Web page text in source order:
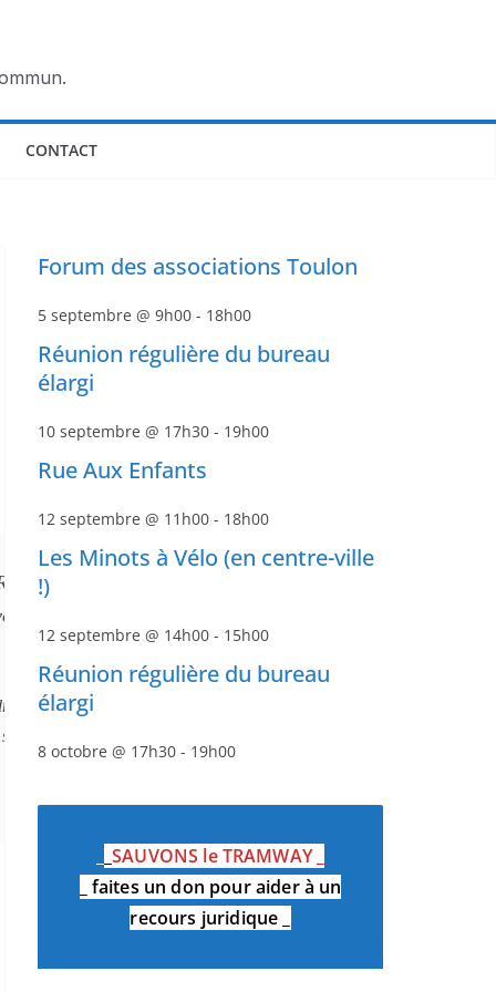
CONTACT
Si ces travaux vont permettre des
rapides, doivent être mis au point des itinéraires
travaux de rénovation de l’Avenue de la République. Ces
qu’une voie de circulation voiture de l’Avenue de la
Forum des associations Toulon
5 septembre @ 9h00 - 18h00
Réunion régulière du bureau
élargi
10 septembre @ 17h30 - 19h00
Rue Aux Enfants
12 septembre @ 11h00 - 18h00
Les Minots à Vélo (en centre-ville
!)
12 septembre @ 14h00 - 15h00
Réunion régulière du bureau
élargi
8 octobre @ 17h30 - 19h00
_SAUVONS le TRAMWAY_
faites un don pour aider à un
recours juridique